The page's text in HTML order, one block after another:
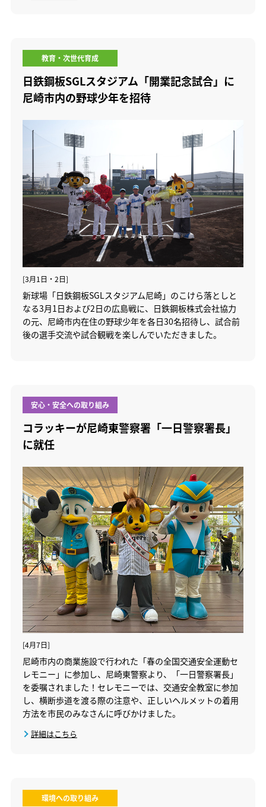
教育・次世代育成
日鉄鋼板SGLスタジアム「開業記念試合」に
尼崎市内の野球少年を招待
[3月1日・2日]
新球場「日鉄鋼板SGLスタジアム尼崎」のこけら落としと
なる3月1日および2日の広島戦に、日鉄鋼板株式会社協力
の元、尼崎市内在住の野球少年を各日30名招待し、試合前
後の選手交流や試合観戦を楽しんでいただきました。
安心・安全への取り組み
コラッキーが尼崎東警察署「一日警察署長」
に就任
[4月7日]
尼崎市内の商業施設で行われた「春の全国交通安全運動セ
レモニー」に参加し、尼崎東警察より、「一日警察署長」
を委嘱されました！セレモニーでは、交通安全教室に参加
し、横断歩道を渡る際の注意や、正しいヘルメットの着用
方法を市民のみなさんに呼びかけました。
詳細はこちら
環境への取り組み